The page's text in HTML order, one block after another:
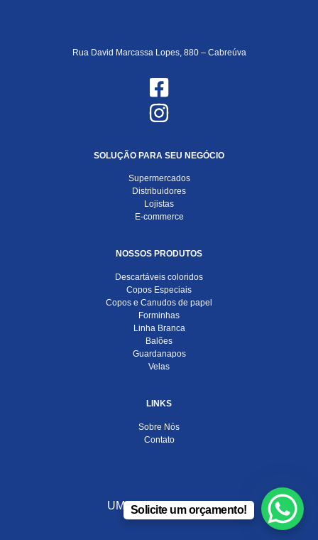
Rua David Marcassa Lopes, 880 – Cabreúva
SOLUÇÃO PARA SEU NEGÓCIO
Supermercados
Distribuidores
Lojistas
E-commerce
NOSSOS PRODUTOS
Descartáveis coloridos
Copos Especiais
Copos e Canudos de papel
Forminhas
Linha Branca
Balões
Guardanapos
Velas
LINKS
Sobre Nós
Contato
UMA EMPRESA DO
Solicite um orçamento!